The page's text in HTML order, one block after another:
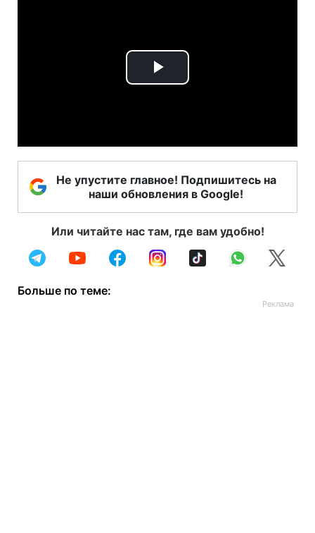
Play
Не упустите главное! Подпишитесь на
наши обновления в Google!
Или читайте нас там, где вам удобно!
Больше по теме: